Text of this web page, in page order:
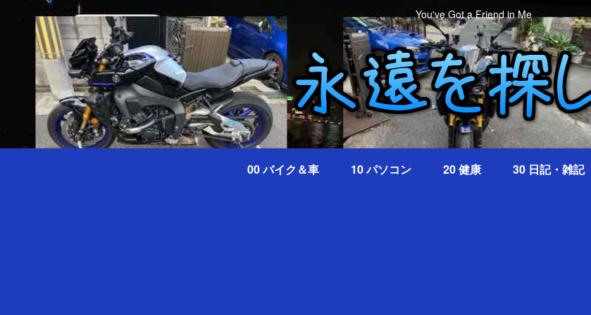
You've Got a Friend in Me
00 バイク＆車 10 パソコン 20 健康 30 日記・雑記